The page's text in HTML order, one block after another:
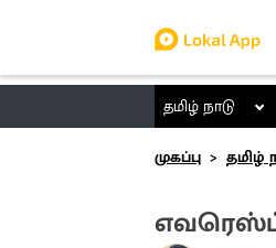
தமிழ் நாடு
முகப்பு
தமிழ்
எவரெஸ்ட்